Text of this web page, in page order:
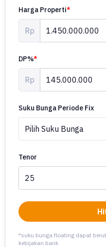
Harga Properti*
Rp
DP%*
Rp
Suku Bunga Periode Fix
Tenor
*suku bunga floating dapat
kebijakan bank